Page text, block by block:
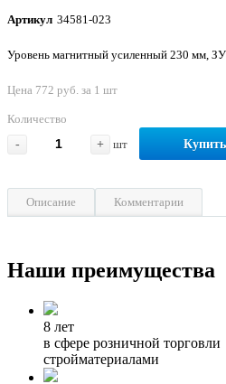
Артикул 34581-023
Уровень магнитный усиленный 230 мм,
Цена 772 руб. за 1 шт
Количество
-
+ шт Купить
Описание Комментарии
Наши преимущества
8 лет
в сфере розничной торговли
стройматериалами